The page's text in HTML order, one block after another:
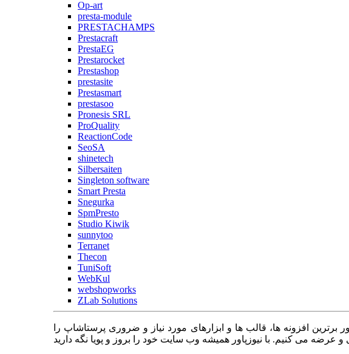
Op-art
presta-module
PRESTACHAMPS
Prestacraft
PrestaEG
Prestarocket
Prestashop
prestasite
Prestasmart
prestasoo
Pronesis SRL
ProQuality
ReactionCode
SeoSA
shinetech
Silbersaiten
Singleton software
Smart Presta
Snegurka
SpmPresto
Studio Kiwik
sunnytoo
Terranet
Thecon
TuniSoft
WebKul
webshopworks
ZLab Solutions
افزونه ها، قالب ها و ابزارهای مورد نیاز و ضروری پرستاشاپ را